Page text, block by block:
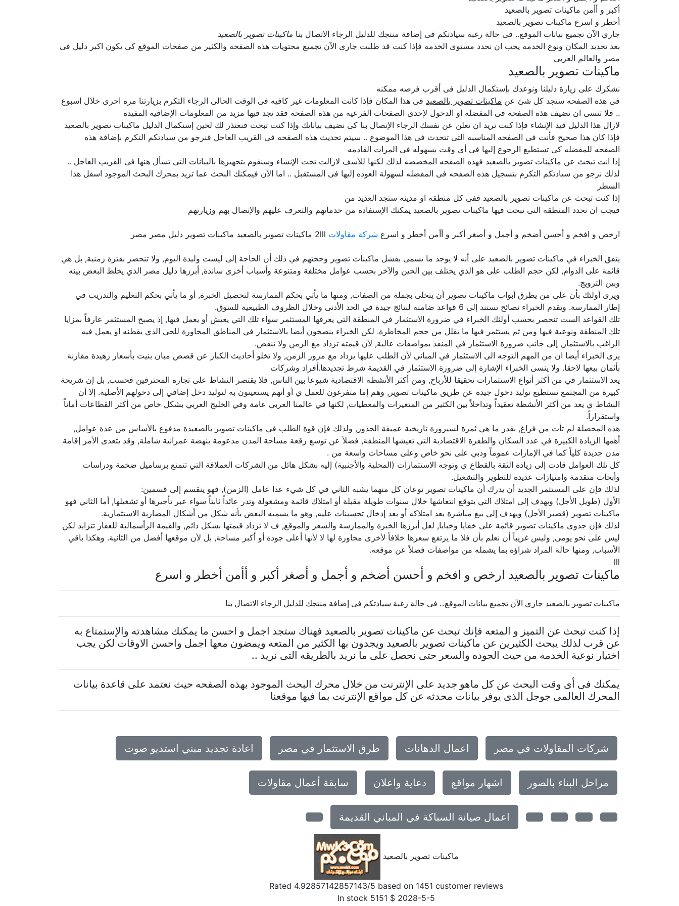
أكبر و أأمن ماكينات تصوير بالصعيد
أخطر و اسرع ماكينات تصوير بالصعيد
جاري الآن تجميع بيانات الموقع.. فى حالة رغبة سيادتكم فى إضافة منتجك للدليل الرجاء الاتصال بنا ماكينات تصوير بالصعيد
بعد تحديد المكان ونوع الخدمه يجب ان نحدد مستوى الخدمه فإذا كنت قد طلبت جارى الآن تجميع محتويات هذه الصفحه والكثير من صفحات الموقع كى يكون اكبر دليل فى
مصر والعالم العربى
ماكينات تصوير بالصعيد
نشكرك على زيارة دليلنا ونوعدك بإستكمال الدليل فى أقرب فرصه ممكنه
فى هذه الصفحه ستجد كل شئ عن ماكينات تصوير بالصعيد فى هذا المكان فإذا كانت المعلومات غير كافيه فى الوقت الحالى الرجاء التكرم بزيارتنا مره اخرى خلال اسبوع
.. فلا تنسى ان تضيف هذه الصفحه فى المفضله او الدخول لإحدى الصفحات الفرعيه من هذه الصفحه فقد تجد فيها مزيد من المعلومات الإضافيه المفيده
لازال هذا الدليل قيد الإنشاء فإذا كنت تريد ان تعلن عن نفسك الرجاء الإتصال بنا كى نضيف بياناتك وإذا كنت تبحث فنعتذر لك لحين إستكمال الدليل ماكينات تصوير بالصعيد
فإذا كان هذا صحيح فأنت فى الصفحه المناسبه التى تتحدث فى هذا الموضوع .. سيتم تحديث هذه الصفحه فى القريب العاجل فنرجو من سيادتكم التكرم بإضافة هذه
الصفحه للمفضله كى تستطيع الرجوع إليها فى أى وقت بسهوله فى المرات القادمه
إذا انت تبحث عن ماكينات تصوير بالصعيد فهذه الصفحه المخصصه لذلك لكنها للأسف لازالت تحت الإنشاء وسنقوم بتجهيزها بالبيانات التى تسأل هنها فى القريب العاجل ..
لذلك نرجو من سيادتكم التكرم بتسجيل هذه الصفحه فى المفضله لسهولة العوده إليها فى المستقبل .. اما الآن فيمكنك البحث عما تريد بمحرك البحث الموجود اسفل هذا
السطر
إذا كنت تبحث عن ماكينات تصوير بالصعيد ففى كل منطقه او مدينه ستجد العديد من
فيجب ان تحدد المنطقه التى تبحث فيها ماكينات تصوير بالصعيد يمكنك الإستفاده من خدماتهم والتعرف عليهم والإتصال بهم وزيارتهم
ارخص و افخم و أحسن أضخم و أجمل و أصغر أكبر و أأمن أخطر و اسرع شركة مقاولات
يتفق الخبراء في ماكينات تصوير بالصعيد على أنه لا يوجد ما يسمى بفشل ماكينات تصوير وحجتهم في ذلك أن الحاجة إلى ليست وليدة اليوم, ولا تنحصر بفترة زمنية, بل هي
قائمة على الدوام, لكن حجم الطلب على هو الذي يختلف بين الحين والآخر بحسب عوامل مختلفة ومتنوعة وأسباب أخرى ساندة, أبرزها دليل مصر الذي يخلط البعض بينه
وبين الترويج.
ويرى أولئك بأن على من يطرق أبواب ماكينات تصوير أن يتحلى بجملة من الصفات, ومنها ما يأتي بحكم الممارسة لتحصيل الخبرة, أو ما يأتي بحكم التعليم والتدريب في
إطار الممارسة. ويقدم الخبراء نصائح تستند إلى 6 قواعد ضامنة لنتائج جيدة في الحد الأدنى وخلال الظروف الطبيعية للسوق.
تلك القواعد الست تنحصر بحسب أولئك الخبراء في ضرورة الاستثمار في المنطقة التي يعرفها المستثمر سواء تلك التي يعيش أو يعمل فيها, إذ يصبح المستثمر عارفاً بمزايا
تلك المنطقة ونوعية فيها ومن ثم يستثمر فيها ما يقلل من حجم المخاطرة. لكن الخبراء ينصحون أيضا بالاستثمار في المناطق المجاورة للحي الذي يقطنه او يعمل فيه
الراغب بالاستثمار, إلى جانب ضرورة الاستثمار في المنفذ بمواصفات عالية, لأن قيمته تزداد مع الزمن ولا تنقص.
يرى الخبراء أيضا ان من المهم التوجه الى الاستثمار في المباني لأن الطلب عليها يزداد مع مرور الزمن, ولا تخلو أحاديث الكبار عن قصص مبان بنيت بأسعار زهيدة مقارنة
بأثمان بيعها لاحقا. ولا ينسى الخبراء الإشارة إلى ضرورة الاستثمار في القديمة شرط تجديدها.أفراد وشركات
يعد الاستثمار في من أكثر أنواع الاستثمارات تحقيقا للأرباح, ومن أكثر الأنشطة الاقتصادية شيوعا بين الناس, فلا يقتصر النشاط على تجاره المحترفين فحسب, بل إن شريحة
كبيرة من المجتمع تستطيع توليد دخول جيدة عن طريق ماكينات تصوير, وهم إما متفرغون للعمل ي أو أنهم يستعينون به لتوليد دخل إضافي إلى دخولهم الأصلية. إلا أن
النشاط ي يعد من أكثر الأنشطة تعقيداً وتداخلاً بين الكثير من المتغيرات والمعطيات, لكنها في عالمنا العربي عامة وفي الخليج العربي بشكل خاص من أكثر القطاعات أماناً
واستقراراً.
هذه المحصلة لم تأت من فراغ, بقدر ما هي ثمرة لسيرورة تاريخية عميقة الجذور, ولذلك فإن قوة الطلب في ماكينات تصوير بالصعيدة مدفوع بالأساس من عدة عوامل,
أهمها الزيادة الكبيرة في عدد السكان والطفرة الاقتصادية التي تعيشها المنطقة, فضلاً عن توسع رقعة مساحة المدن مدعومة بنهضة عمرانية شاملة, وقد يتعدى الأمر إقامة
مدن جديدة كلياً كما في الإمارات عموماً ودبي على نحو خاص وعلى مساحات واسعة من .
كل تلك العوامل قادت إلى زيادة الثقة بالقطاع ي وتوجه الاستثمارات (المحلية والأجنبية) إليه بشكل هائل من الشركات العملاقة التي تتمتع برساميل ضخمة ودراسات
وأبحاث متقدمة وامتيازات عديدة للتطوير والتشغيل.
لذلك فإن على المستثمر الجديد أن يدرك أن ماكينات تصوير نوعان كل منهما يشبه الثاني في كل شيء عدا عامل (الزمن), فهو ينقسم إلى قسمين:
الأول (طويل الأجل) ويهدف إلى امتلاك التي يتوقع انتعاشها خلال سنوات طويلة مقبلة أو امتلاك قائمة ومشغولة وتدر عائداً ثابتاً سواء عبر تأجيرها أو تشغيلها, أما الثاني فهو
ماكينات تصوير (قصير الأجل) ويهدف إلى بيع مباشرة بعد امتلاكه أو بعد إدخال تحسينات عليه, وهو ما يسميه البعض بأنه شكل من أشكال المضاربة الاستثمارية.
لذلك فإن جدوى ماكينات تصوير قائمة على خفايا وخبايا, لعل أبرزها الخبرة والممارسة والسعر والموقع, ف لا تزداد قيمتها بشكل دائم, والقيمة الرأسمالية للعقار تتزايد لكن
ليس على نحو يومي, وليس غريباً أن نعلم بأن فلا ما يرتفع سعرها خلافاً لأخرى مجاورة لها لا لأنها أعلى جودة أو أكبر مساحة, بل لأن موقعها أفضل من الثانية. وهكذا باقي
الأسباب, ومنها حالة المراد شراؤه بما يشمله من مواصفات فضلاً عن موقعه.
lll
ماكينات تصوير بالصعيد ارخص و افخم و أحسن أضخم و أجمل و أصغر أكبر و أأمن أخطر و اسرع
ماكينات تصوير بالصعيد جاري الآن تجميع بيانات الموقع.. فى حالة رغبة سيادتكم فى إضافة منتجك للدليل الرجاء الاتصال بنا
إذا كنت تبحث عن التميز و المتعه فإنك تبحث عن ماكينات تصوير بالصعيد فهناك ستجد اجمل و احسن ما يمكنك مشاهدته والإستمتاع به
عن قرب لذلك يبحث الكثيرين عن ماكينات تصوير بالصعيد ويجدون بها الكثير من المتعه ويمضون معها اجمل واحسن الاوقات لكن يجب
اختيار نوعية الخدمه من حيث الجوده والسعر حتى نحصل على ما نريد بالطريقه التى نريد ..
يمكنك فى أى وقت البحث عن كل ماهو جديد على الإنترنت من خلال محرك البحث الموجود بهذه الصفحه حيث نعتمد على قاعدة بيانات
المحرك العالمى جوجل الذى يوفر بيانات محدثه عن كل مواقع الإنترنت بما فيها موقعنا
شركات المقاولات في مصر اعمال الدهانات طرق الاستثمار في مصر اعادة تجديد مبني استديو صوت
مراحل البناء بالصور اشهار مواقع دعاية واعلان سابقة أعمال مقاولات
اعمال صيانة السباكة في المباني القديمة
ماكينات تصوير بالصعيد
Rated 4.92857142857143/5 based on 1451 customer reviews
2028-5-5
$
5151
In stock